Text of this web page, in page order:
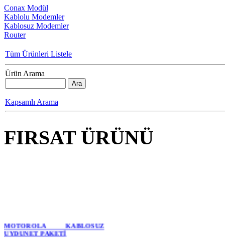
Conax Modül
Kablolu Modemler
Kablosuz Modemler
Router
Tüm Ürünleri Listele
Ürün Arama
Kapsamlı Arama
FIRSAT ÜRÜNÜ
UYDUNET PAKETİ